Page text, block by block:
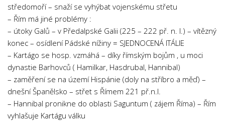
středomoří – snaží se vyhýbat vojenskému střetu
– Řím má jiné problémy :
– útoky Galů – v Předalpské Galii (225 – 222 př. n. l.) – vítězný
konec – osídlení Pádské nížiny = SJEDNOCENÁ ITÁLIE
– Kartágo se hosp. vzmáhá – díky římským bojům , u moci
dynastie Barhovců ( Hamilkar, Hasdrubal, Hannibal)
– zaměření se na území Hispánie (doly na stříbro a měď) –
dnešní Španělsko – střet s Římem 221 př.n.l.
– Hannibal pronikne do oblasti Saguntum ( zájem Říma) – Řím
vyhlašuje Kartágu válku